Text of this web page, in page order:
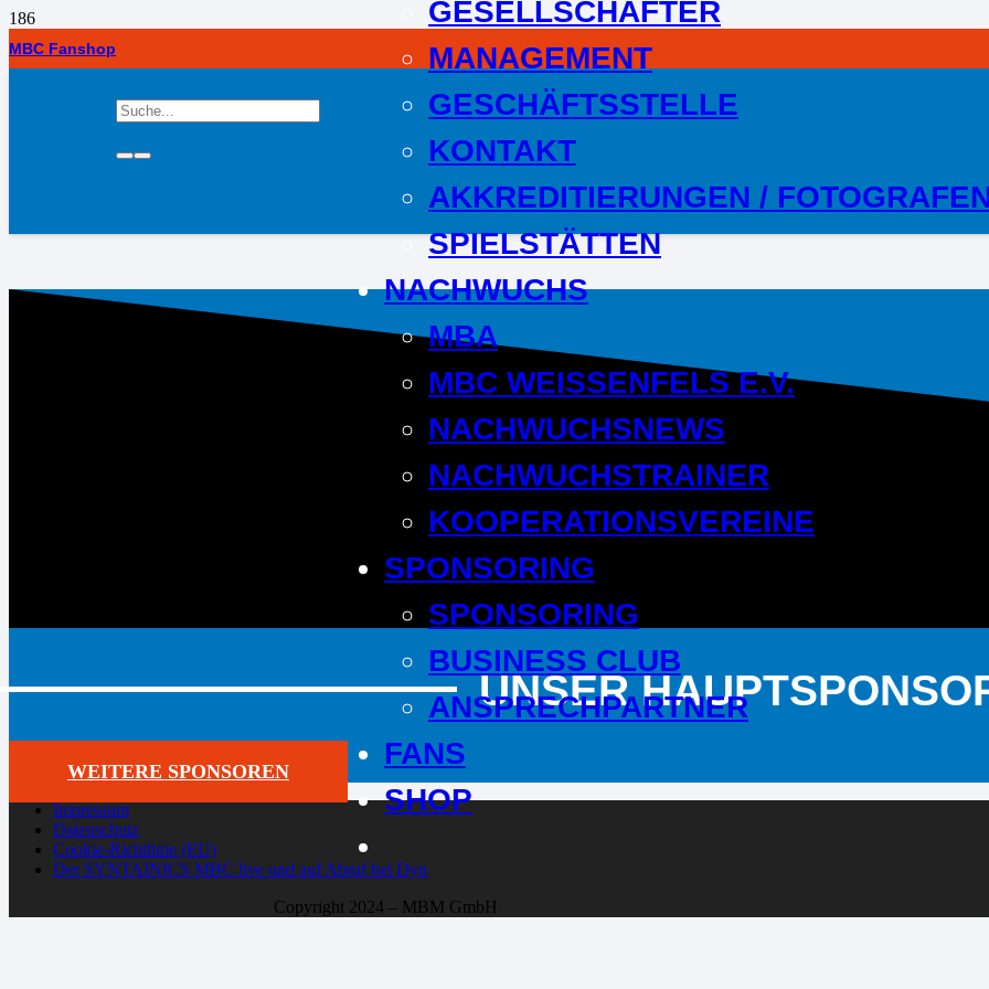
MBC Fanshop
GESELLSCHAFTER
MANAGEMENT
GESCHÄFTSSTELLE
KONTAKT
AKKREDITIERUNGEN /
SPIELSTÄTTEN
NACHWUCHS
MBA
MBC WEISSENFELS E.V.
NACHWUCHSNEWS
NACHWUCHSTRAINER
KOOPERATIONSVEREINE
SPONSORING
SPONSORING
BUSINESS CLUB
ANSPRECHPARTNER
FANS
SHOP
UNSER
WEITERE SPONSOREN
Impressum
Datenschutz
Cookie-Richtlinie (EU)
Der SYNTAINICS MBC live und auf Abruf bei Dyn
Copyright 2024 – MBM GmbH